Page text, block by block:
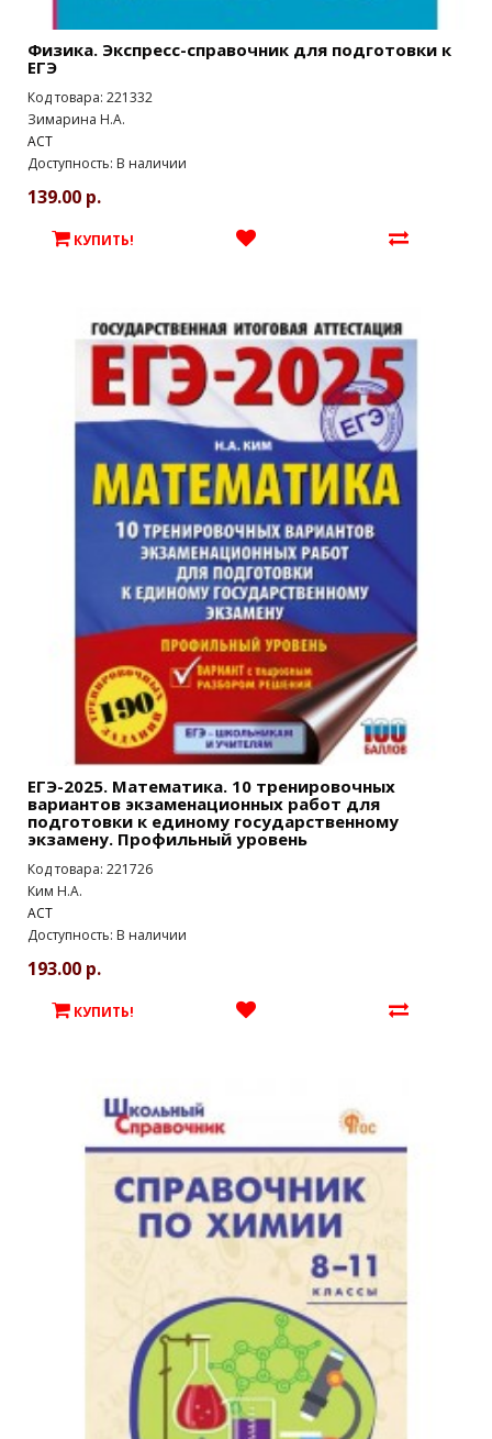
Физика. Экспресс-справочник для подготовки к
ЕГЭ
Код товара: 221332
Зимарина Н.А.
АСТ
Доступность: В наличии
139.00 р.
КУПИТЬ!
ЕГЭ-2025. Математика. 10 тренировочных
вариантов экзаменационных работ для
подготовки к единому государственному
экзамену. Профильный уровень
Код товара: 221726
Ким Н.А.
АСТ
Доступность: В наличии
193.00 р.
КУПИТЬ!